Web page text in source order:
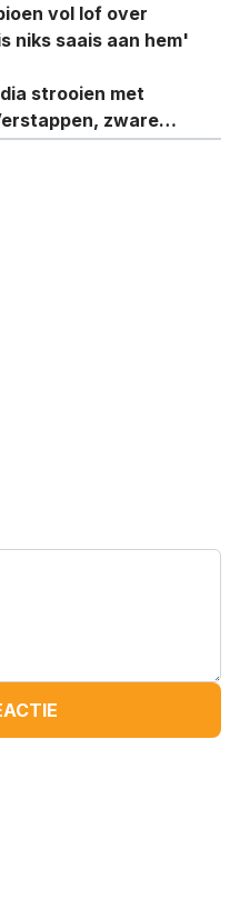
vol lof over
niks saais aan hem'
strooien met
zware
Hamilton in Engeland